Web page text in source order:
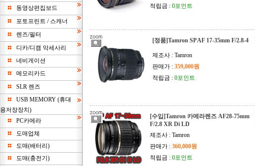
동영상편집보드
포토프린트 / 스캐너
렌즈/필터
디카/디캠 악세사리
네비게이션
메모리카드
SLR 렌즈
USB MEMORY (휴대
용저장장치)
PC카메라
도매업체
도매(배터리)
도매(충전기)
적립금 : 0포인트
[정품]Tamron SP AF 17-35mm F/2.8-4
제조사 : Tamron
판매가 : 359,000원
적립금 : 0포인트
[수입]Tamron 카메라렌즈 AF28-75mm
F/2.8 XR Di LD
제조사 : Tamron
판매가 : 360,000원
적립금 : 0포인트